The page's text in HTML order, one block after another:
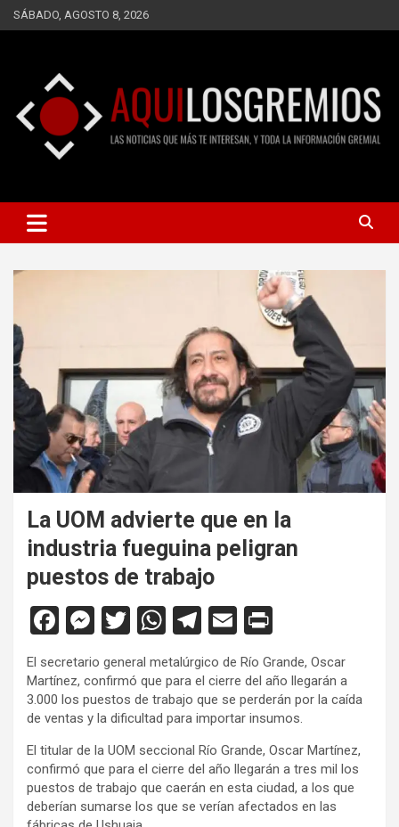
Saltar
al
SÁBADO, AGOSTO 8, 2026
AQUÍ LOS GREMIOS
INFORMACIÓN GREMIAL
La UOM advierte que en la
industria fueguina peligran
puestos de trabajo
F
ce
b
o
o
k
M
se
n
g
er
T
wi
tt
er
W
h
at
s
A
p
p
T
el
e
gr
a
m
E
m
ail tF
ri
e
n
dl
y
El secretario general metalúrgico de Río Grande, Oscar
Martínez, confirmó que para el cierre del año llegarán a
3.000 los puestos de trabajo que se perderán por la caída
de ventas y la dificultad para importar insumos.
El titular de la UOM seccional Río Grande, Oscar Martínez,
confirmó que para el cierre del año llegarán a tres mil los
puestos de trabajo que caerán en esta ciudad, a los que
deberían sumarse los que se verían afectados en las